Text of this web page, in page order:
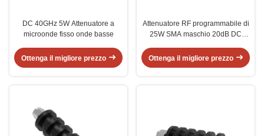
DC 40GHz 5W Attenuatore a
microonde fisso onde basse
Ottenga il migliore prezzo
Attenuatore RF programmabile di
25W SMA maschio 20dB DC
Ottenga il migliore prezzo